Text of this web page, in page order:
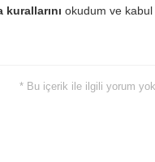
kurallarını okudum ve
* Bu içerik ile ilgili yorum